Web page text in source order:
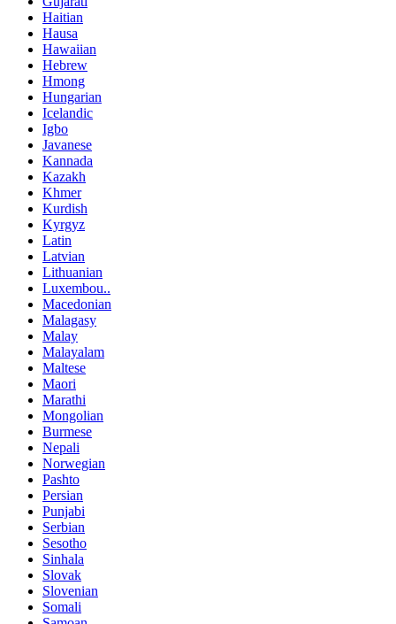
Haitian
Hausa
Hawaiian
Hebrew
Hmong
Hungarian
Icelandic
Igbo
Javanese
Kannada
Kazakh
Khmer
Kurdish
Kyrgyz
Latin
Latvian
Lithuanian
Luxembou..
Macedonian
Malagasy
Malay
Malayalam
Maltese
Maori
Marathi
Mongolian
Burmese
Nepali
Norwegian
Pashto
Persian
Punjabi
Serbian
Sesotho
Sinhala
Slovak
Slovenian
Somali